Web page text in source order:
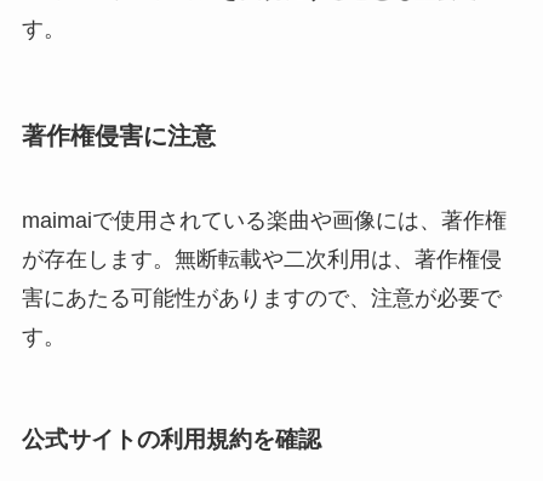
す。
著作権侵害に注意
maimaiで使用されている楽曲や画像には、著作権
が存在します。無断転載や二次利用は、著作権侵
害にあたる可能性がありますので、注意が必要で
す。
公式サイトの利用規約を確認